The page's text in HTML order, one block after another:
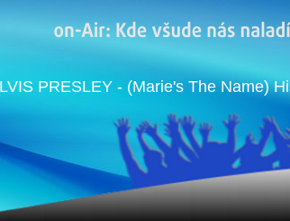
PRESLEY - (Marie's The Name)